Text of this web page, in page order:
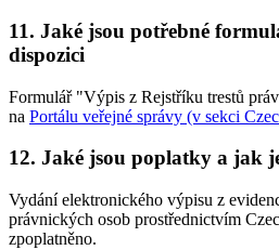
11. Jaké jsou potřebné
dispozici
Formulář "Výpis z Rejstříku trestů
na Portálu veřejné správy (v sekci
12. Jaké jsou poplatky a jak
Vydání elektronického výpisu z
právnických osob prostřednictvím
zpoplatněno.